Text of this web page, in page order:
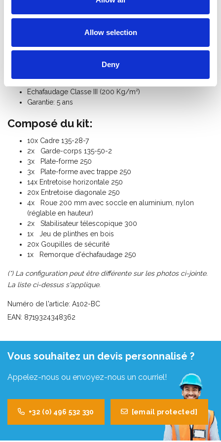
Allow selection
Deny
Hauteur de la plate-forme: 10,20 m
Hauteur de l'échafaudage: 11,20 m
Charge maximale de l'échafaudage roulant: 750 Kg
Poids de l'échafaudage roulant: 355 Kg
Poids remorque (vide): 305 Kg
Norme: TÜV-GS
Echafaudage Classe III (200 Kg/m²)
Garantie: 5 ans
Composé du kit:
10x Cadre 135-28-7
2x Garde-corps 135-50-2
3x Plate-forme 250
3x Plate-forme avec trappe 250
14x Entretoise horizontale 250
20x Entretoise diagonale 250
4x Roue 200 mm avec soccle en aluminium, nylon
(réglable en hauteur)
2x Stabilisateur télescopique 300
1x Jeu de plinthes en bois
20x Goupilles de sécurité
1x Remorque d'échafaudage 250
(*) La configuration peut être différente sur les photos ci-jointe.
La liste ci-dessus s'applique.
Numéro de l'article: A102-BC
EAN: 8719324348362
Vous souhaitez un devis personnalisé ?
Appelez-nous ou envoyez-nous un courriel!
+32 (0) 496 532 330 [email protected]